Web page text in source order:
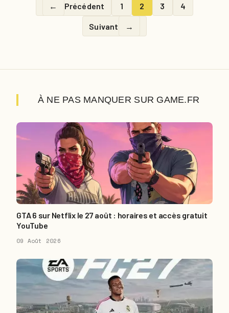
← Précédent 1 2 3 4
Suivant →
À NE PAS MANQUER SUR GAME.FR
GTA 6 sur Netflix le 27 août : horaires et accès gratuit
YouTube
09 Août 2026